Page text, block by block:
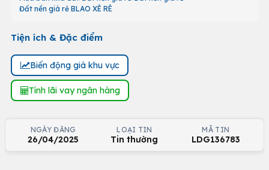
Đất nền giá rẻ BLAO XÊ RÊ
Tiện ích & Đặc điểm
Biến động giá khu vực
Tính lãi vay ngân hàng
NGÀY ĐĂNG
26/04/2025
LOẠI TIN
Tin thường
MÃ TIN
LDG136783